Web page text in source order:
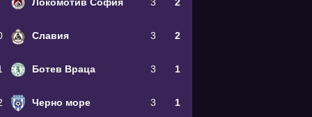
Славия 3 2
Ботев Враца 3 1
Черно море 3 1